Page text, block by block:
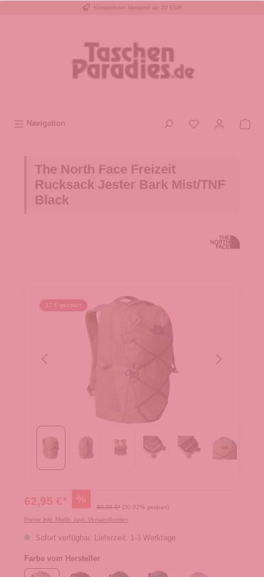
Kostenloser Versand ab 20 EUR
Navigation
The North Face Freizeit
Rucksack Jester Bark Mist/TNF
Black
27 € gespart
62,95 €* %
89,95 €* (30.02% gespart)
Preise inkl. MwSt. zzgl. Versandkosten
Sofort verfügbar, Lieferzeit: 1-3 Werktage
Farbe vom Hersteller